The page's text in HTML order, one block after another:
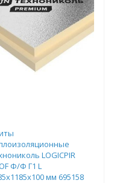
LOGICPIR
Ф/Ф Г1 L
мм 695158